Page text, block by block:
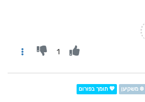
1
❄️ משקיען 💖 תומך בפורום